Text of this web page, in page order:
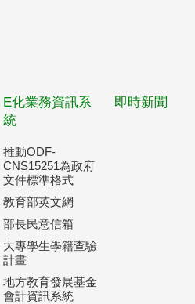
E化業務資訊系
統
推動ODF-
CNS15251為政府
文件標準格式
教育部英文網
部長民意信箱
大專學生學籍查驗
計畫
地方教育發展基金
會計資訊系統
即時新聞